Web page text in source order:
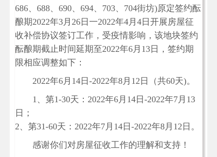
686、688、690、694、703、704街坊)原定签约酝
酿期2022年3月26日一2022年4月4日开展房屋征
收补偿协议签订工作，受疫情影响，该地块签约
酝酿期截止时间延期至2022年6月13日，签约期
限相应调整如下：
2022年6月14日-2022年8月12日（共60天)。
1、第1-30天：2022年6月14日-2022年7月13
日；
2、第31-60天：2022年7月14日-2022年8月12日。
感谢你们对房屋征收工作的理解和支持！